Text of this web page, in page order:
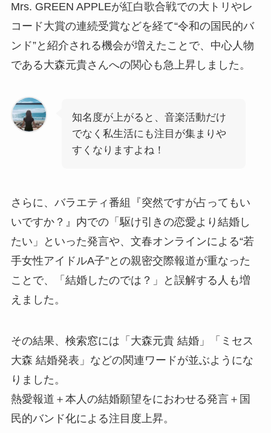
Mrs. GREEN APPLEが紅白歌合戦での大トリやレ
コード大賞の連続受賞などを経て“令和の国民的バ
ンド”と紹介される機会が増えたことで、中心人物
である大森元貴さんへの関心も急上昇しました。
知名度が上がると、音楽活動だけ
でなく私生活にも注目が集まりや
すくなりますよね！
さらに、バラエティ番組『突然ですが占ってもい
いですか？』内での「駆け引きの恋愛より結婚し
たい」といった発言や、文春オンラインによる“若
手女性アイドルA子”との親密交際報道が重なった
ことで、「結婚したのでは？」と誤解する人も増
えました。
その結果、検索窓には「大森元貴 結婚」「ミセス
大森 結婚発表」などの関連ワードが並ぶようにな
りました。
熱愛報道＋本人の結婚願望をにおわせる発言＋国
民的バンド化による注目度上昇。